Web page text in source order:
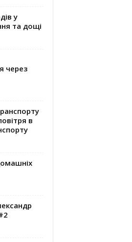
у
та дощі
через
в